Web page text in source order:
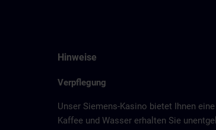
Hinweise
Verpflegung
Unser Siemens-Kasino bietet Ihnen
Kaffee und Wasser erhalten Sie